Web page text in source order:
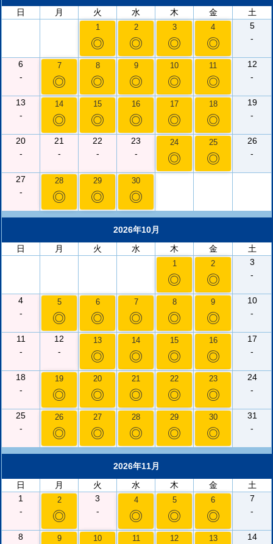
日 月 火 水 木 金 土
1
◎
2
◎
3
◎
4
◎
5
-
6
-
7
◎
8
◎
9
◎
10
◎
11
◎
12
-
13
-
14
◎
15
◎
16
◎
17
◎
18
◎
19
-
20
-
21
-
22
-
23
-
24
◎
25
◎
26
-
27
-
28
◎
29
◎
30
◎
2026年10月
日
月 火 水 木 金 土
1
◎
2
◎
3
-
4
-
5
◎
6
◎
7
◎
8
◎
9
◎
10
-
11
-
12
-
13
◎
14
◎
15
◎
16
◎
17
-
18
-
19
◎
20
◎
21
◎
22
◎
23
◎
24
-
25
-
26
◎
27
◎
28
◎
29
◎
30
◎
31
-
2026年11月
日
月 火 水 木 金
土
1
-
2
◎
3
-
4
◎
5
◎
6
◎
7
-
8
9 10 11 12 13
14